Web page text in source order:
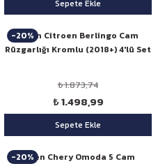
Sepete Ekle
-20%
Niken Citroen Berlingo Cam
Rüzgarlığı Kromlu (2018+) 4'lü Set
₺ 1.873,74
₺ 1.498,99
Sepete Ekle
-20%Niken Chery Omoda 5 Cam